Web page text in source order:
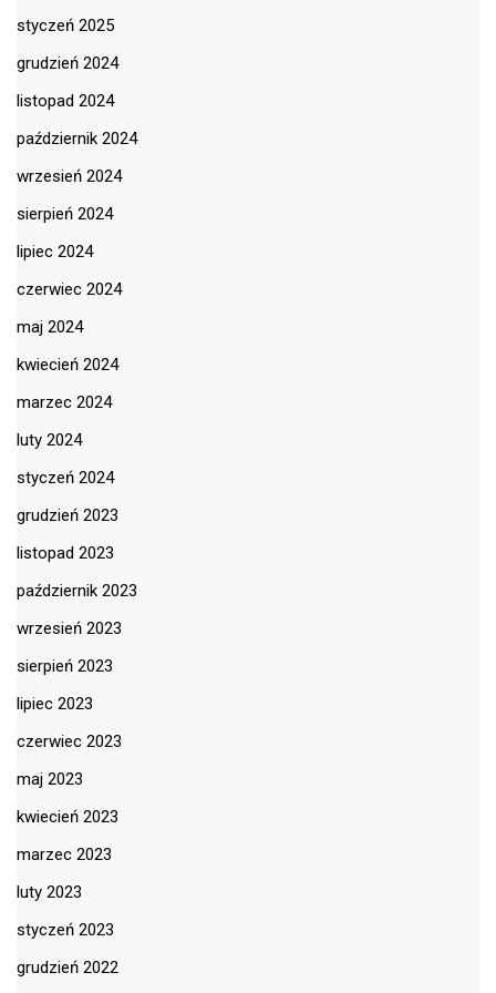
styczeń 2025
grudzień 2024
listopad 2024
październik 2024
wrzesień 2024
sierpień 2024
lipiec 2024
czerwiec 2024
maj 2024
kwiecień 2024
marzec 2024
luty 2024
styczeń 2024
grudzień 2023
listopad 2023
październik 2023
wrzesień 2023
sierpień 2023
lipiec 2023
czerwiec 2023
maj 2023
kwiecień 2023
marzec 2023
luty 2023
styczeń 2023
grudzień 2022